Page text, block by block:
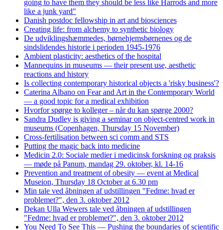
going to have them they should be less like Harrods and more
like a junk yard"
Danish postdoc fellowship in art and biosciences
Creating life: from alchemy to synthetic biology
De udviklingshæmmedes, børnehjemsbørnenes og de
sindslidendes historie i perioden 1945-1976
Ambient plasticity: aesthetics of the hospital
Mannequins in museums — their present use, aesthetic
reactions and history
Is collecting contemporary historical objects a 'risky business'?
Caterina Albano on Fear and Art in the Contemporary World
— a good topic for a medical exhibition
Hvorfor spørge to kolleger – når du kan spørge 2000?
Sandra Dudley is giving a seminar on object-centred work in
museums (Copenhagen, Thursday 15 November)
Cross-fertilisation between sci comm and STS
Putting the magic back into medicine
Medicin 2.0: Sociale medier i medicinsk forskning og praksis
— møde på Panum, mandag 29. oktober, kl. 14-16
Prevention and treatment of obesity — event at Medical
Museion, Thursday 18 October at 6.30 pm
Min tale ved åbningen af udstillingen "Fedme: hvad er
problemet?", den 3. oktober 2012
Dekan Ulla Wewers tale ved åbningen af udstillingen
"Fedme: hvad er problemet?", den 3. oktober 2012
You Need To See This — Pushing the boundaries of scientific